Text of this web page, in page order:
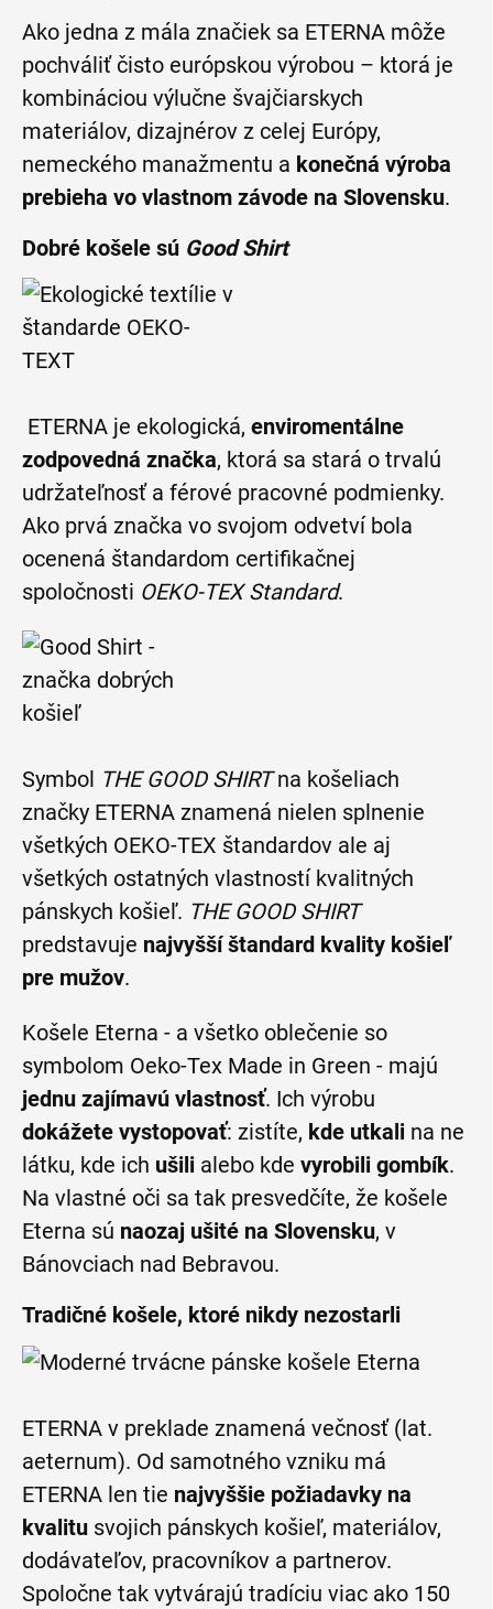
Ako jedna z mála značiek sa ETERNA môže
pochváliť čisto európskou výrobou – ktorá je
kombináciou výlučne švajčiarskych
materiálov, dizajnérov z celej Európy,
nemeckého manažmentu a konečná výroba
prebieha vo vlastnom závode na Slovensku.
Dobré košele sú Good Shirt
ETERNA je ekologická, enviromentálne
zodpovedná značka, ktorá sa stará o trvalú
udržateľnosť a férové pracovné podmienky.
Ako prvá značka vo svojom odvetví bola
ocenená štandardom certifikačnej
spoločnosti OEKO-TEX Standard.
Symbol THE GOOD SHIRTna košeliach
značky ETERNA znamená nielen splnenie
všetkých OEKO-TEX štandardov ale aj
všetkých ostatných vlastností kvalitných
pánskych košieľ. THE GOOD SHIRT
predstavuje najvyšší štandard kvality košieľ
pre mužov.
Košele Eterna - a všetko oblečenie so
symbolom Oeko-Tex Made in Green - majú
jednu zajímavú vlastnosť. Ich výrobu
dokážete vystopovať: zistíte, kde utkali na ne
látku, kde ich ušili alebo kde vyrobili gombík.
Na vlastné oči sa tak presvedčíte, že košele
Eterna sú naozaj ušité na Slovensku, v
Bánovciach nad Bebravou.
Tradičné košele, ktoré nikdy nezostarli
ETERNA v preklade znamená večnosť (lat.
aeternum). Od samotného vzniku má
ETERNA len tie najvyššie požiadavky na
kvalitu svojich pánskych košieľ, materiálov,
dodávateľov, pracovníkov a partnerov.
Spoločne tak vytvárajú tradíciu viac ako 150